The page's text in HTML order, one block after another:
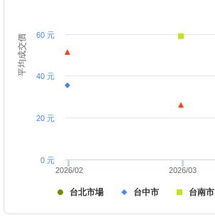
平均成交價
台北市場 台中市 台南市
2026/02 2026/03
0 元
20 元
40 元
60 元